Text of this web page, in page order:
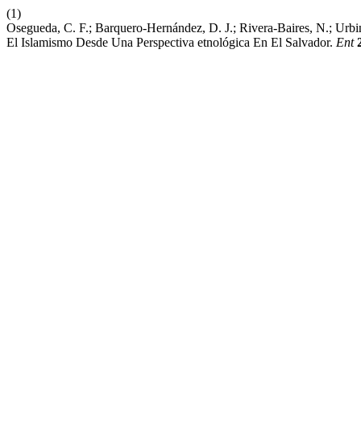
(1)
Osegueda, C. F.; Barquero-Hernández, D. J.; Rivera-Baires, N.;
El Islamismo Desde Una Perspectiva etnológica En El Salvador. Ent